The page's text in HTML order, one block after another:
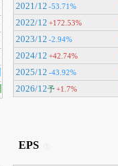
2021/12 -53.71%
2022/12 +172.53%
2023/12 -2.94%
2024/12 +42.74%
2025/12 -43.92%
2026/12予+1.7%
EPS